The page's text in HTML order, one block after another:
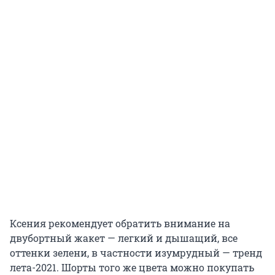
Ксения рекомендует обратить внимание на
двубортный жакет — легкий и дышащий, все
оттенки зелени, в частности изумрудный — тренд
лета-2021. Шорты того же цвета можно покупать